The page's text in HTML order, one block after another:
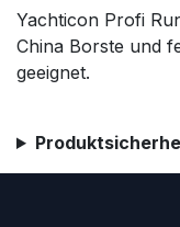
Yachticon Profi
China Borste und
geeignet.